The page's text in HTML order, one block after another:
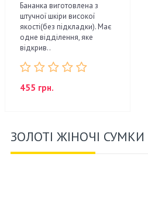
Бананка виготовлена з
штучної шкіри високої
якості(без підкладки). Має
одне відділення, яке
відкрив..
455 грн.
ЗОЛОТІ ЖІНОЧІ СУМКИ